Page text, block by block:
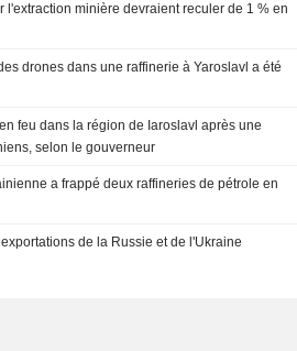
l'extraction minière devraient reculer de 1 % en
drones dans une raffinerie à Yaroslavl a été
feu dans la région de Iaroslavl après une
selon le gouverneur
a frappé deux raffineries de pétrole en
de la Russie et de l'Ukraine